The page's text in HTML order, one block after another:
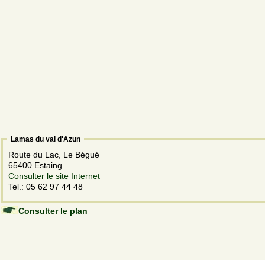
Lamas du val d'Azun
Route du Lac, Le Bégué
65400 Estaing
Consulter le site Internet
Tel.: 05 62 97 44 48
Consulter le plan